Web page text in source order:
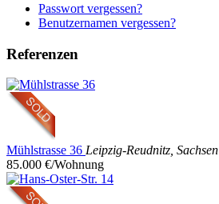
Passwort vergessen?
Benutzernamen vergessen?
Referenzen
Mühlstrasse 36 Leipzig-Reudnitz, Sachsen
85.000 €/Wohnung